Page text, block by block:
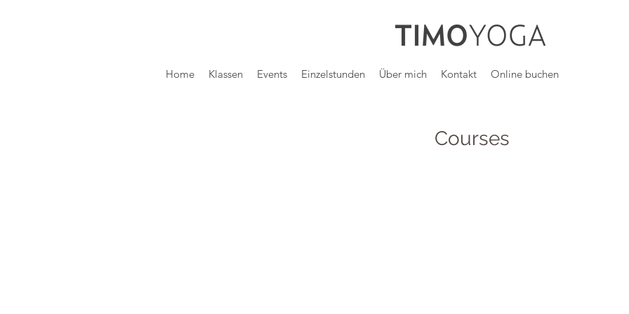
Home Klassen Events Einzelstunden Über mich Kontakt Online buchen
Courses